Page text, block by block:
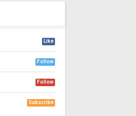
Like
Follow
Follow
Subscribe